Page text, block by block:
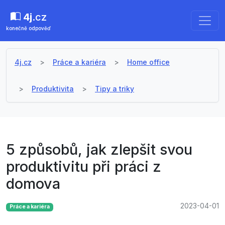
4j.cz
konečně odpověď
4j.cz Práce a kariéra Home office
Produktivita Tipy a triky
5 způsobů, jak zlepšit svou
produktivitu při práci z
domova
Práce a kariéra 2023-04-01